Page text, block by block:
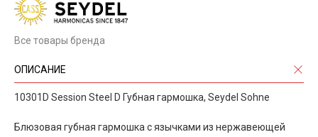
Все товары бренда
ОПИСАНИЕ
10301D Session Steel D Губная гармошка, Seydel Sohne
Блюзовая губная гармошка с язычками из нержавеющей